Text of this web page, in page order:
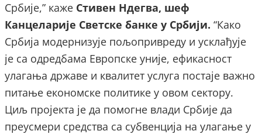
Србије,” каже Стивен Ндегва, шеф
Канцеларије Светске банке у Србији. “Како
Србија модернизује пољопривреду и усклађује
је са одредбама Европске уније, ефикасност
улагања државе и квалитет услуга постаје важно
питање економске политике у овом сектору.
Циљ пројекта је да помогне влади Србије да
преусмери средства са субвенција на улагање у